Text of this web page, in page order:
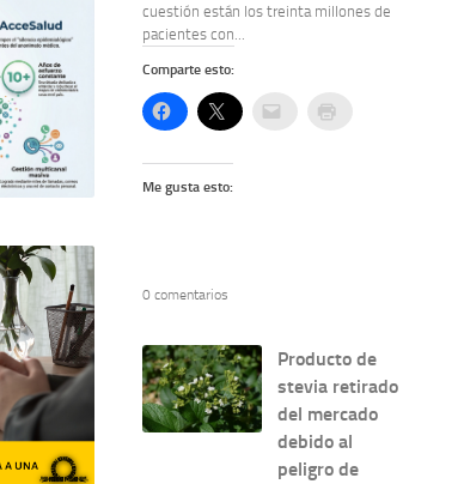
cuestión están los treinta millones de
pacientes con...
Comparte esto:
Me gusta esto:
0 comentarios
Producto de
stevia retirado
del mercado
debido al
peligro de